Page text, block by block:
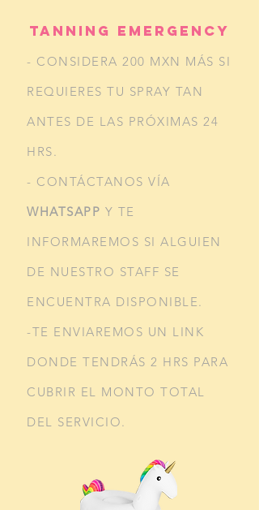
TANNING EMERGENCY
- CONSIDERA 200 MXN MÁS SI
REQUIERES TU SPRAY TAN
ANTES DE LAS PRÓXIMAS 24
HRS.
- CONTÁCTANOS VÍA
WHATSAPP Y TE
INFORMAREMOS SI ALGUIEN
DE NUESTRO STAFF SE
ENCUENTRA DISPONIBLE.
-TE ENVIAREMOS UN LINK
DONDE TENDRÁS 2 HRS PARA
CUBRIR EL MONTO TOTAL
DEL SERVICIO.